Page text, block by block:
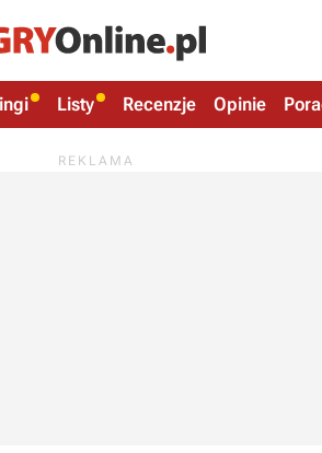
Listy Recenzje Opinie